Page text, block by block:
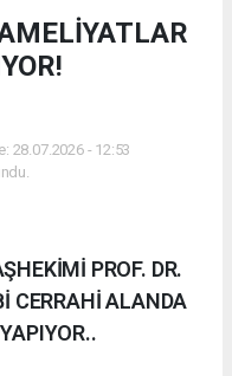
28.07.2026 - 12:53
PROF. DR.
CERRAHİ ALANDA